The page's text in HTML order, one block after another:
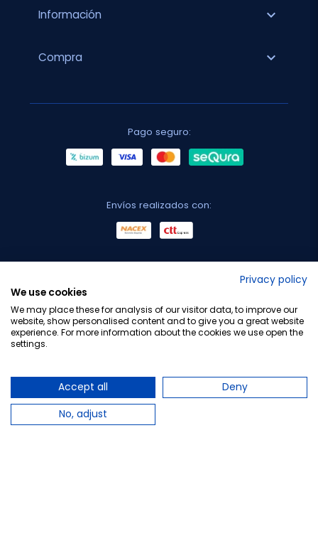
Información expand_more
Compra expand_more
Pago seguro:
Envíos realizados con:
Privacy policy
We use cookies
We may place these for analysis of our visitor data, to improve our
website, show personalised content and to give you a great website
experience. For more information about the cookies we use open the
settings.
Accept all
Deny
No, adjust